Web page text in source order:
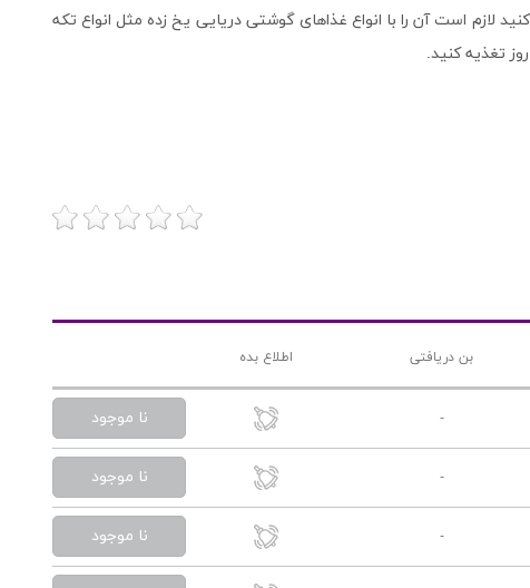
لازم است آن را با انواع غذاهای گوشتی دریایی یخ زده مثل انواع تکه
تغذیه کنید.
بن دریافتی اطلاع بده
- نا موجود
- نا موجود
- نا موجود